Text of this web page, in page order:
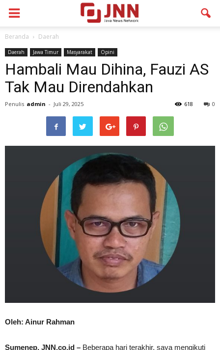
Beranda Daerah
Daerah Jawa Timur Masyarakat Opini
Hambali Mau Dihina, Fauzi AS
Tak Mau Direndahkan
Penulis admin - Juli 29, 2025 0
618
Oleh: Ainur Rahman
Sumenep, JNN.co.id – Beberapa hari terakhir, saya mengikuti